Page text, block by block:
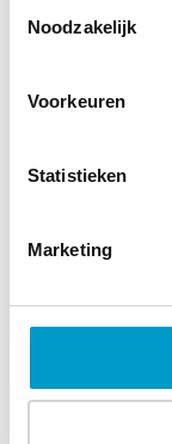
Noodzakelijk
Voorkeuren
Statistieken
Marketing